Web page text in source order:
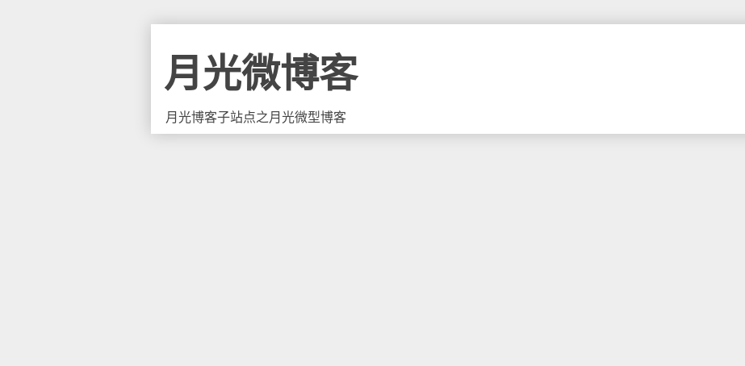
月光微博客
月光博客子站点之月光微型博客